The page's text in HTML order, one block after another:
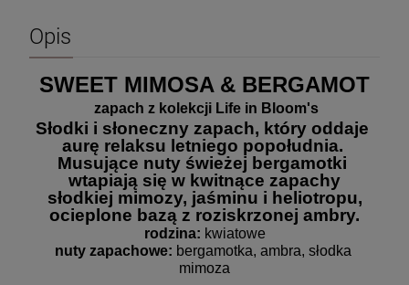
Opis
SWEET MIMOSA & BERGAMOT
zapach z kolekcji Life in Bloom's
Słodki i słoneczny zapach, który oddaje
aurę relaksu letniego popołudnia.
Musujące nuty świeżej bergamotki
wtapiają się w kwitnące zapachy
ocieplone bazą z roziskrzonej ambry.
rodzina: kwiatowe
nuty zapachowe: bergamotka, ambra, słodka
mimoza